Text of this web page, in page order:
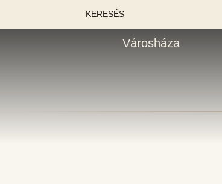
KERESÉS
Városháza